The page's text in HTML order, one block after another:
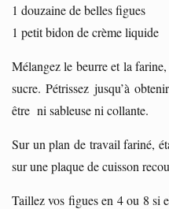
1 douzaine de belles figues
1 petit bidon de crème liquide
Mélangez le beurre et la
sucre. Pétrissez jusqu’à
être ni sableuse ni collante.
Sur un plan de travail fariné,
sur une plaque de cuisson
Taillez vos figues en 4 ou 8 si